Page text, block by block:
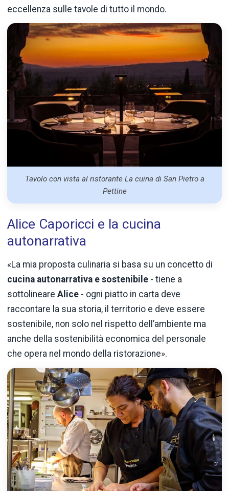
eccellenza sulle tavole di tutto il mondo.
Tavolo con vista al ristorante La cuina di San Pietro a
Pettine
Alice Caporicci e la cucina
autonarrativa
«La mia proposta culinaria si basa su un concetto di
cucina autonarrativa e sostenibile - tiene a
sottolineare Alice - ogni piatto in carta deve
raccontare la sua storia, il territorio e deve essere
sostenibile, non solo nel rispetto dell’ambiente ma
anche della sostenibilità economica del personale
che opera nel mondo della ristorazione».